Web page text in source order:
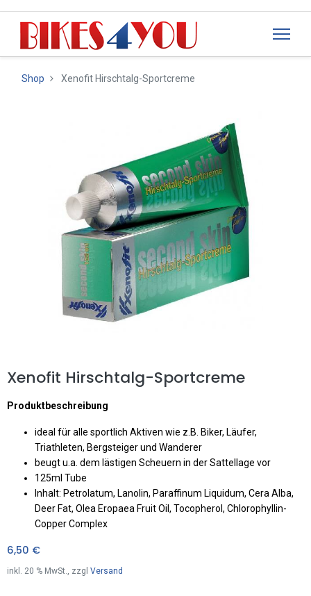
Shop Xenofit Hirschtalg-Sportcreme
Xenofit Hirschtalg-Sportcreme
Produktbeschreibung
ideal für alle sportlich Aktiven wie z.B. Biker, Läufer,
Triathleten, Bergsteiger und Wanderer
beugt u.a. dem lästigen Scheuern in der Sattellage vor
125ml Tube
Inhalt: Petrolatum, Lanolin, Paraffinum Liquidum, Cera Alba,
Deer Fat, Olea Eropaea Fruit Oil, Tocopherol, Chlorophyllin-
Copper Complex
6,50 €
inkl. 20 % MwSt., zzgl Versand